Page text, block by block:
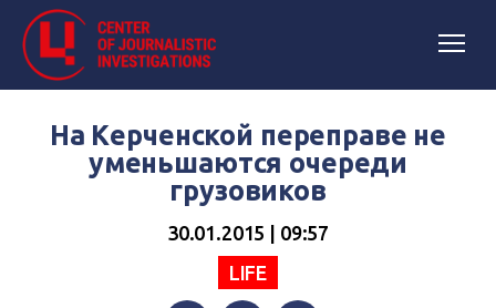
На Керченской переправе не
уменьшаются очереди
грузовиков
30.01.2015 | 09:57
LIFE